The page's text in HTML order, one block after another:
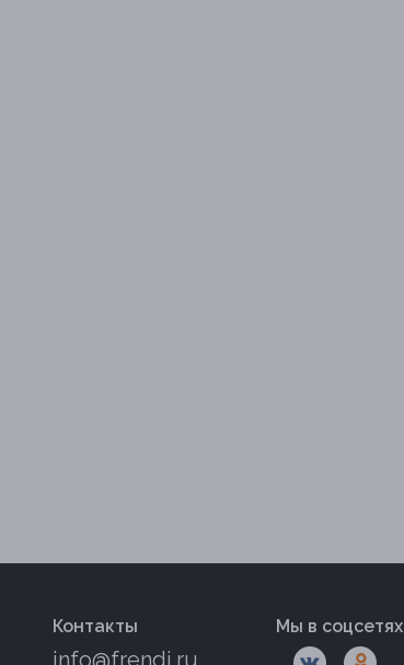
Контакты
info@frendi.ru
Мы в соцсетях